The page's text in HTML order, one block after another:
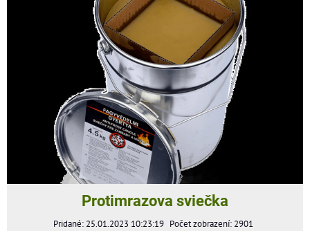
Protimrazova sviečka
Pridané: 25.01.2023 10:23:19 Počet zobrazení: 2901